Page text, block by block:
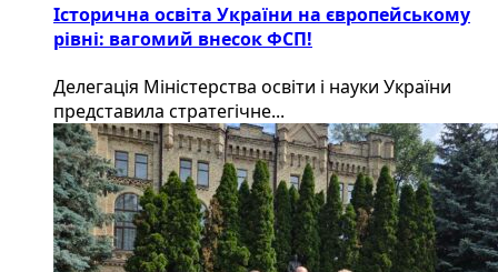
Історична освіта України на європейському
рівні: вагомий внесок ФСП!
Делегація Міністерства освіти і науки України
представила стратегічне...